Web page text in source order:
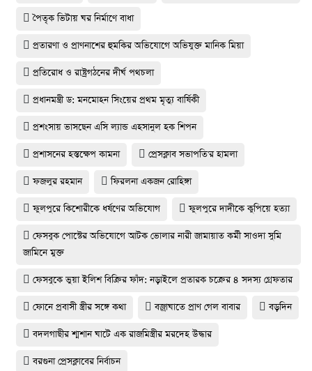
পৈতৃক ভিটায় ঘর নির্মাণে বাধা
প্রতারণা ও প্রাণনাশের হুমকির অভিযোগে অভিযুক্ত মানিক মিয়া
প্রতিরোধ ও রাষ্ট্রগঠনের দীর্ঘ পথচলা
প্রধানমন্ত্রী ড: মনমোহন সিংয়ের প্রথম মৃত্যু বার্ষিকী
প্রশংসায় ভাসছেন এসি ল্যান্ড এহসানুল হক শিপন
প্রশাসনের হস্তক্ষেপ কামনা প্রেসক্লাব সভাপতি'র হামলা
ফজলুর রহমান ফিরলনা একজন রোহিঙ্গা
ফুলপুরে কিশোরীকে ধর্ষণের অভিযোগ ফুলপুরে দাদীকে কুপিয়ে হত্যা
ফেসবুক পোস্টের অভিযোগে আটক ভোলার নারী জামায়াত কর্মী সাওদা সুমি
জামিনে মুক্ত
ফেসবুকে ভুয়া ইলিশ বিক্রির ফাঁদ: নড়াইলে প্রতারক চক্রের ৪ সদস্য গ্রেফতার
ফোনে প্রবাসী স্ত্রীর সঙ্গে কথা বজ্রাঘাতে প্রাণ গেল বাবার বড়দিন
বদলগাছীর শ্মশান ঘাটে এক রাজমিস্ত্রীর মরদেহ উদ্ধার
বরগুনা প্রেসক্লাবের নির্বাচন